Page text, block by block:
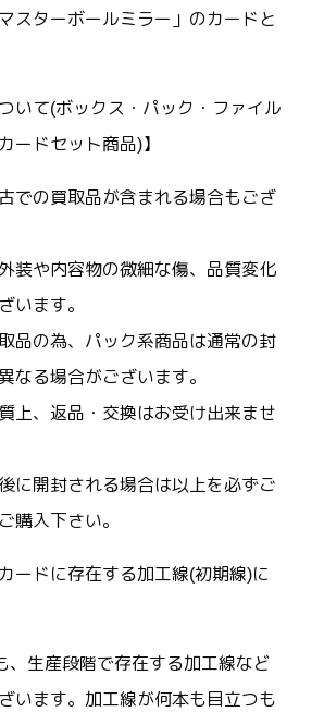
スターボールミラー」のカードと
いて(ボックス・パック・ファイル
ードセット商品)】
での買取品が含まれる場合もござ
装や内容物の微細な傷、品質変化
います。
品の為、パック系商品は通常の封
なる場合がございます。
上、返品・交換はお受け出来ませ
に開封される場合は以上を必ずご
購入下さい。
ードに存在する加工線(初期線)に
、生産段階で存在する加工線など
います。加工線が何本も目立つも